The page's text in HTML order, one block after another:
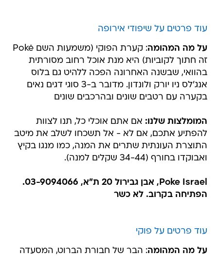
עוד פרטים על שיפודי אירופה
על מה המהומה
: קערת הפוקי (משמעות השם Pokē
זה חתוך לקוביות) היא מנת אוכל רחוב מסורתית
בהוואי, שבשנה האחרונה הפכה ללהיט גם בלוס
אנג'לס ניו יורק ולונדון. מדובר ב-3 סוגי דגים נאים
בקערה עם רטבים שונים ובהרכבים שונים
המומלצות שלנו: אם אתם אוכלי כל, תנו לצוות
להפתיע אתכם, אם לא - אל תשכחו לשלב את מיטב
התוצרת העונתית שתרים את המנה, כמו מנגו בקיץ
ואבוקדו בחורף (34-44 שקלים למנה).
Poke Israel, אבן גבירול 20 ת"א, 03-9094066.
הפתיחה בקרוב. לא כשר
עוד פרטים על פוקי
על מה המהומה: הבר של חבורת הברוט, המסעדה